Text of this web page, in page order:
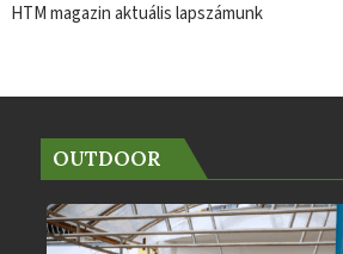
HTM magazin aktuális lapszámunk
OUTDOOR